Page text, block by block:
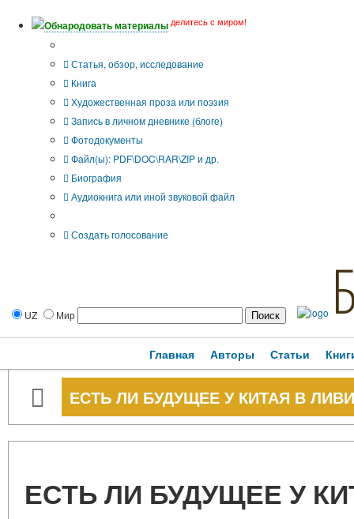
Обнародовать материалы делитесь с миром!
Статья, обзор, исследование
Книга
Художественная проза или поэзия
Запись в личном дневнике (блоге)
Фотодокументы
Файл(ы): PDF\DOC\RAR\ZIP и др.
Биография
Аудиокнига или иной звуковой файл
Создать голосование
UZ Мир
Главная Авторы Статьи
ЕСТЬ ЛИ БУДУЩЕЕ У КИТАЯ В
ЕСТЬ ЛИ БУДУЩЕЕ У